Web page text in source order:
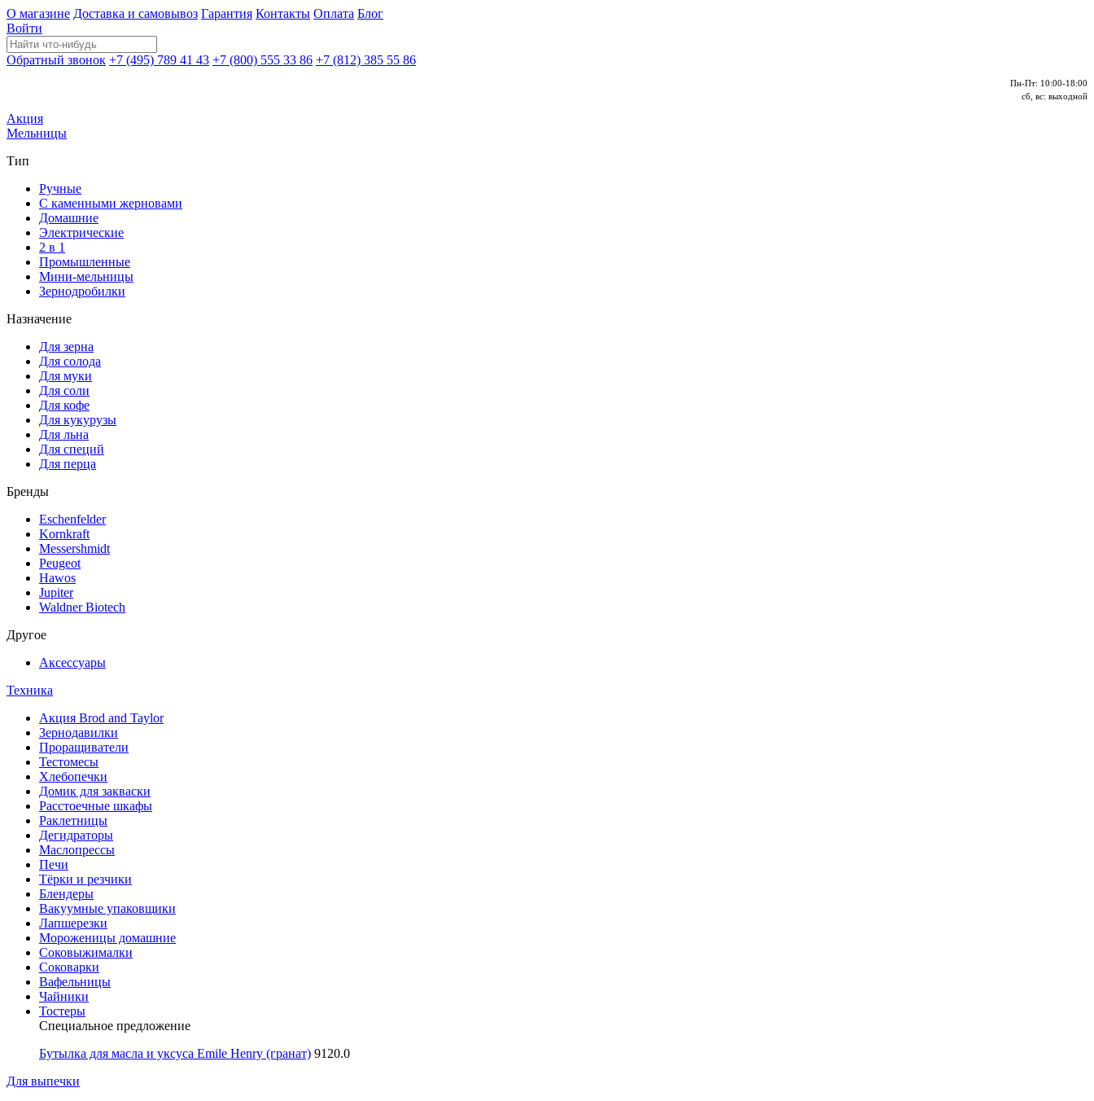
О магазине Доставка и самовывоз Гарантия Контакты Оплата Блог
Войти
Обратный звонок +7 (495) 789 41 43 +7 (800) 555 33 86 +7 (812) 385 55 86
Пн-Пт: 10:00-18:00
сб, вс: выходной
Акция
Мельницы
Тип
Ручные
С каменными жерновами
Домашние
Электрические
2 в 1
Промышленные
Мини-мельницы
Зернодробилки
Назначение
Для зерна
Для солода
Для муки
Для соли
Для кофе
Для кукурузы
Для льна
Для специй
Для перца
Бренды
Eschenfelder
Kornkraft
Messershmidt
Peugeot
Hawos
Jupiter
Waldner Biotech
Другое
Аксессуары
Техника
Акция Brod and Taylor
Зернодавилки
Проращиватели
Тестомесы
Хлебопечки
Домик для закваски
Расстоечные шкафы
Раклетницы
Дегидраторы
Маслопрессы
Печи
Тёрки и резчики
Блендеры
Вакуумные упаковщики
Лапшерезки
Мороженицы домашние
Соковыжималки
Соковарки
Вафельницы
Чайники
Тостеры
Специальное предложение
Бутылка для масла и уксуса Emile Henry (гранат) 9120.0
Для выпечки